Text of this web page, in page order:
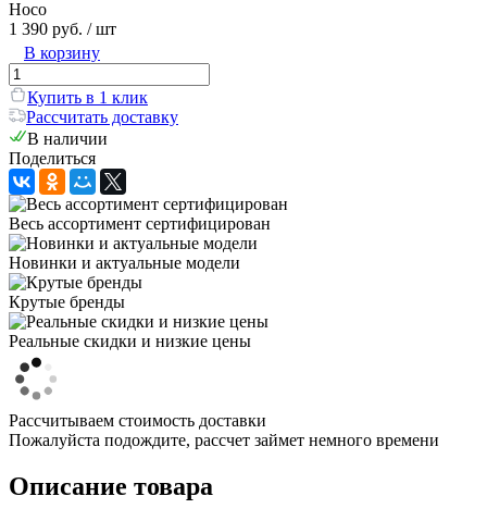
Hoco
1 390 руб. / шт
В корзину
Купить в 1 клик
Рассчитать доставку
В наличии
Поделиться
Весь ассортимент сертифицирован
Новинки и актуальные модели
Крутые бренды
Реальные скидки и низкие цены
Рассчитываем стоимость доставки
Пожалуйста подождите, рассчет займет немного времени
Описание товара